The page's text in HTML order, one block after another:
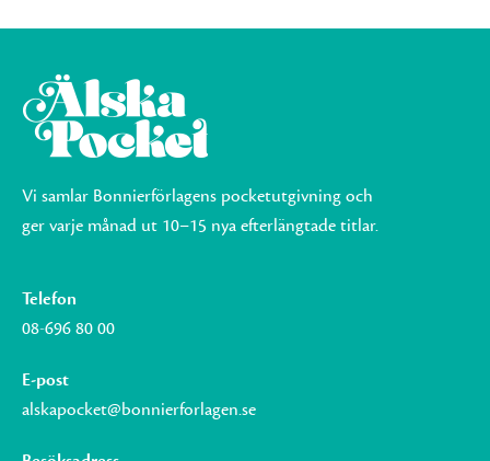
Vi samlar Bonnierförlagens pocketutgivning och
ger varje månad ut 10–15 nya efterlängtade titlar.
Telefon
08-696 80 00
E-post
alskapocket@bonnierforlagen.se